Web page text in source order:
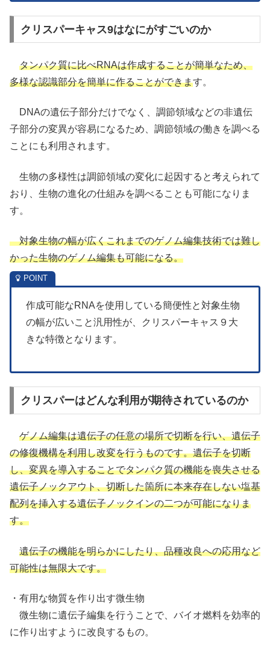
クリスパーキャス9はなにがすごいのか
タンパク質に比べRNAは作成することが簡単なため、
多様な認識部分を簡単に作ることができます。
DNAの遺伝子部分だけでなく、調節領域などの非遺伝
子部分の変異が容易になるため、調節領域の働きを調べる
ことにも利用されます。
生物の多様性は調節領域の変化に起因すると考えられて
おり、生物の進化の仕組みを調べることも可能になりま
す。
対象生物の幅が広くこれまでのゲノム編集技術では難し
かった生物のゲノム編集も可能になる。
作成可能なRNAを使用している簡便性と対象生物
の幅が広いこと汎用性が、クリスパーキャス９大
きな特徴となります。
クリスパーはどんな利用が期待されているのか
ゲノム編集は遺伝子の任意の場所で切断を行い、遺伝子
の修復機構を利用し改変を行うものです。遺伝子を切断
し、変異を導入することでタンパク質の機能を喪失させる
遺伝子ノックアウト、切断した箇所に本来存在しない塩基
配列を挿入する遺伝子ノックインの二つが可能になりま
す。
遺伝子の機能を明らかにしたり、品種改良への応用など
可能性は無限大です。
・有用な物質を作り出す微生物
微生物に遺伝子編集を行うことで、バイオ燃料を効率的
に作り出すように改良するもの。